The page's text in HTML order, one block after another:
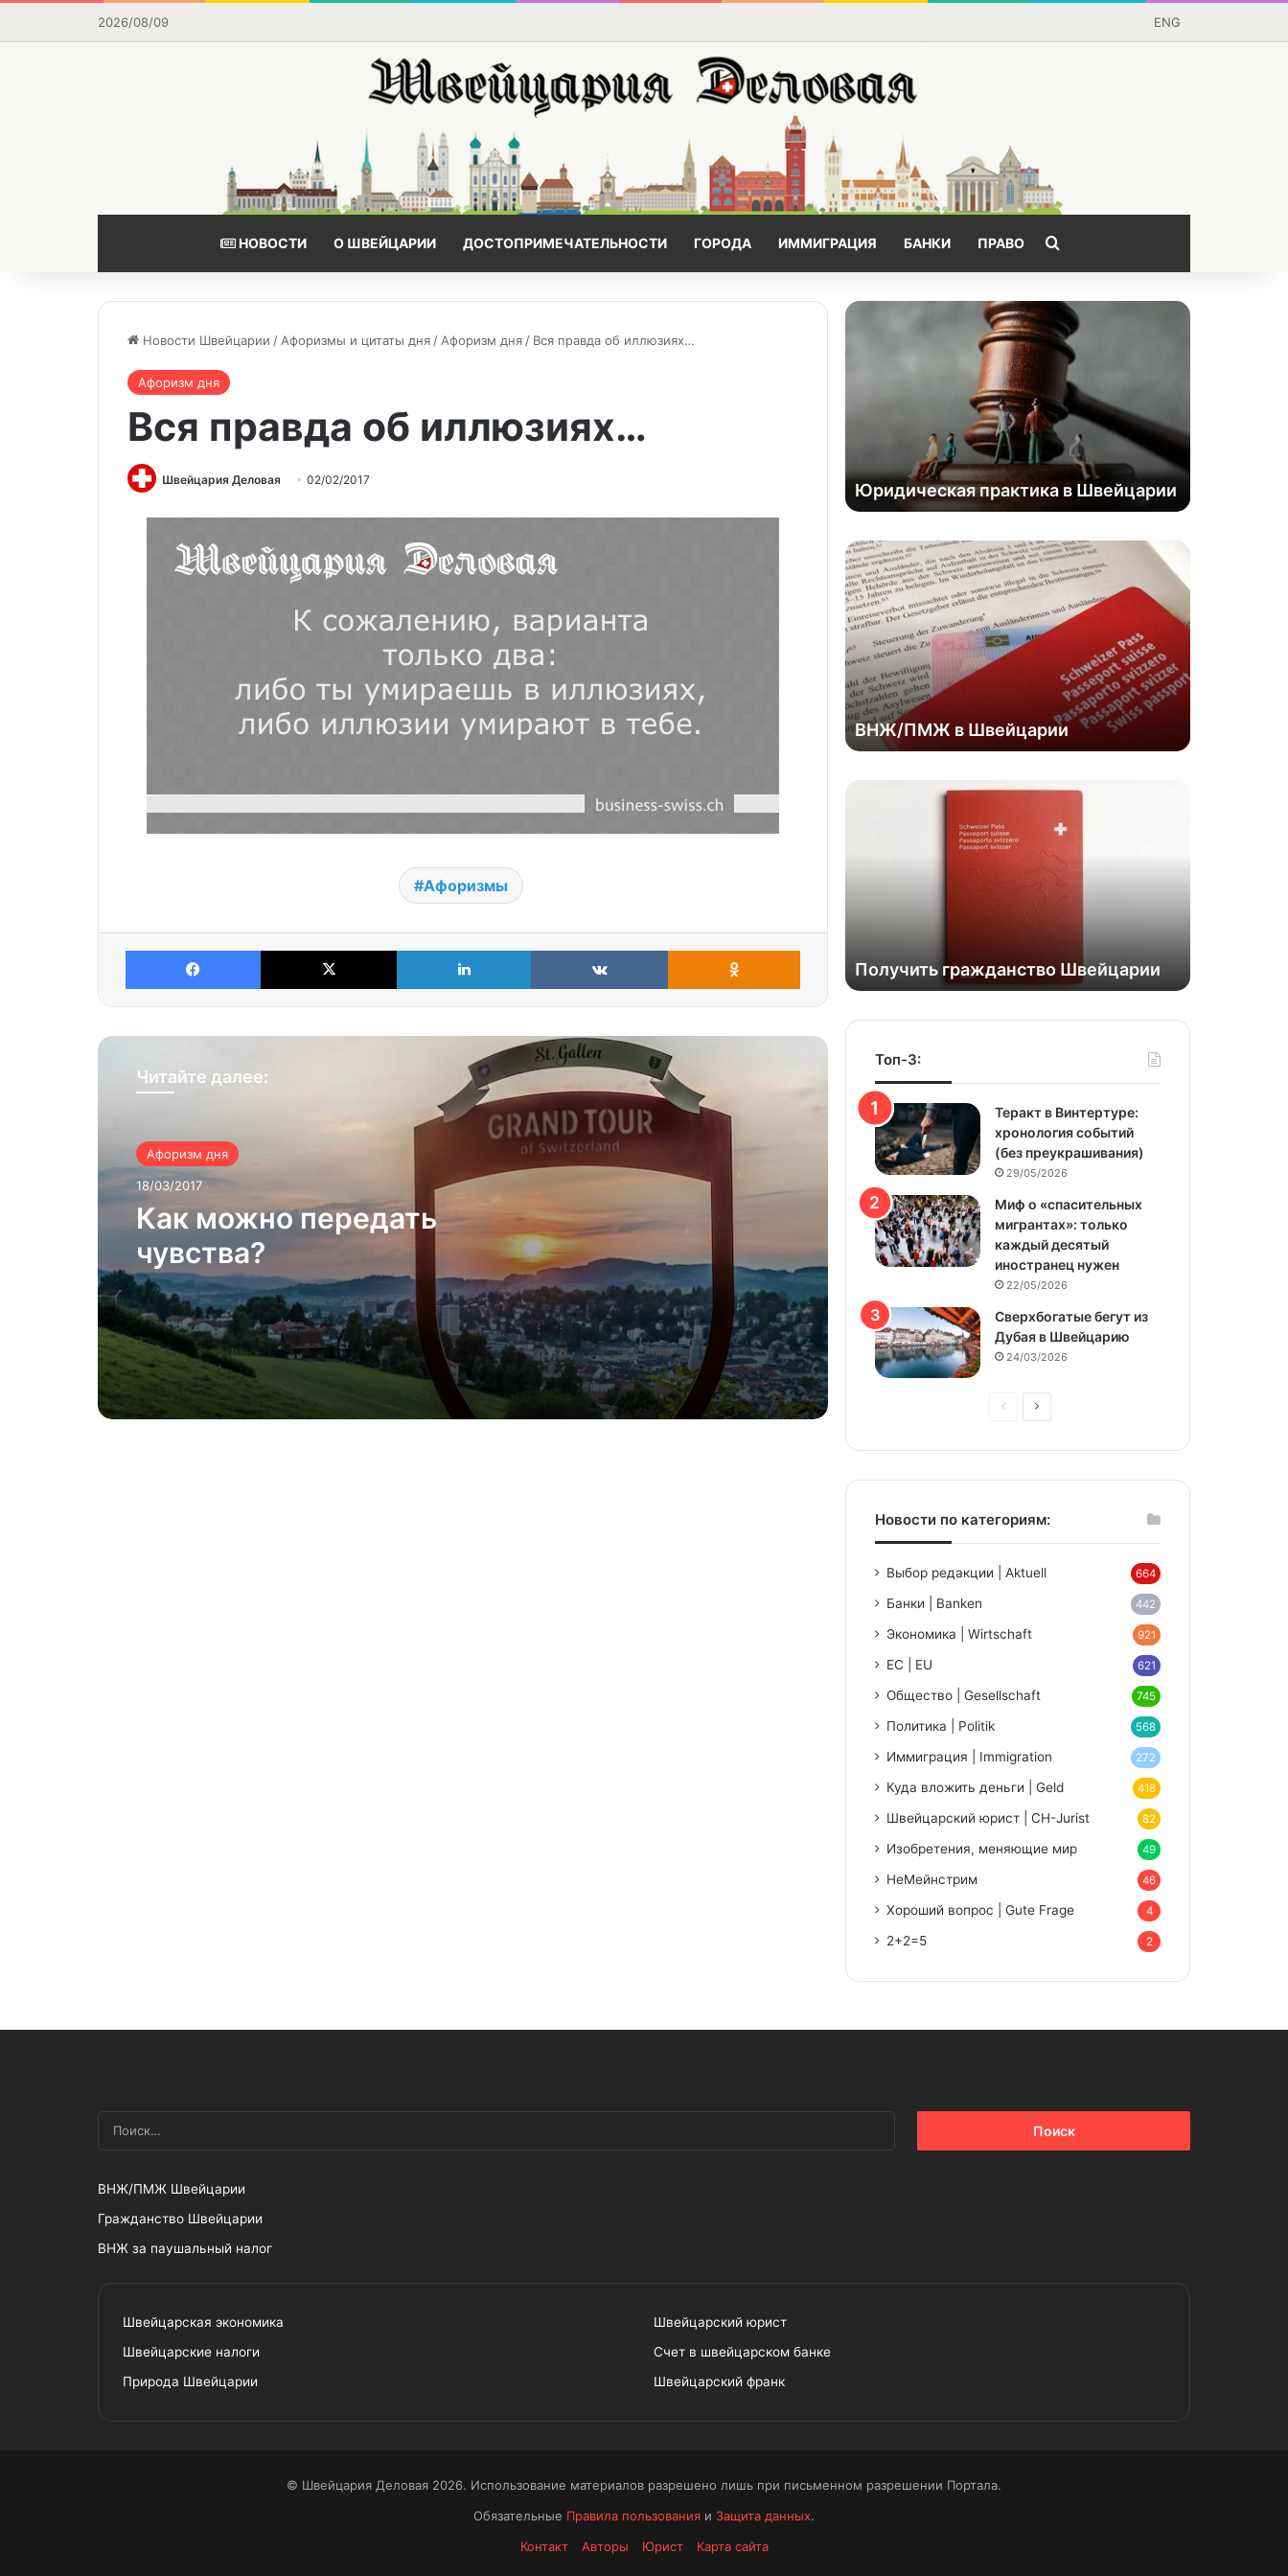
2026/08/09 ENG
НОВОСТИ О ШВЕЙЦАРИИ ДОСТОПРИМЕЧАТЕЛЬНОСТИ ГОРОДА ИММИГРАЦИЯ БАНКИ ПРАВО Поищем?
Новости Швейцарии /Афоризмы и цитаты дня/Афоризм дня/ Вся правда об иллюзиях…
Афоризм дня
Вся правда об иллюзиях…
Швейцария Деловая 02/02/2017
Афоризмы
Facebook X LinkedIn VKontakte Odnoklassniki
Читайте далее:
Афоризм дня
18/03/2017
Как можно передать
чувства?
Как деньги влияют на людей?
Что такое социализм?
идти на работу?
Какой смысл имеет жизнь?
Как работает сознание?
Как объяснить человеку, что он не
Юридическая практика в Швейцарии
ВНЖ/ПМЖ в Швейцарии
Получить гражданство Швейцарии
Топ-3:
Теракт в Винтертуре:
хронология событий
(без преукрашивания)
29/05/2026
Миф о «спасительных
мигрантах»: только
каждый десятый
иностранец нужен
22/05/2026
Сверхбогатые бегут из
Дубая в Швейцарию
24/03/2026
Предыдущая
Следующая
Новости по категориям:
Выбор редакции | Aktuell 664
Банки | Banken 442
Экономика | Wirtschaft 921
ЕС | EU 621
Общество | Gesellschaft 745
Политика | Politik 568
Иммиграция | Immigration 272
Куда вложить деньги | Geld 418
Швейцарский юрист | CH-Jurist 82
Изобретения, меняющие мир 49
НеМейнстрим 46
Хороший вопрос | Gute Frage 4
2+2=5 2
ВНЖ/ПМЖ Швейцарии
Гражданство Швейцарии
ВНЖ за паушальный налог
Швейцарская экономика
Швейцарские налоги
Природа Швейцарии
Швейцарский юрист
Счет в швейцарском банке
Швейцарский франк
© Швейцария Деловая 2026. Использование материалов разрешено лишь при письменном разрешении Портала.
Обязательные Правила пользования и Защита данных.
Контакт
Авторы Юрист Карта сайта